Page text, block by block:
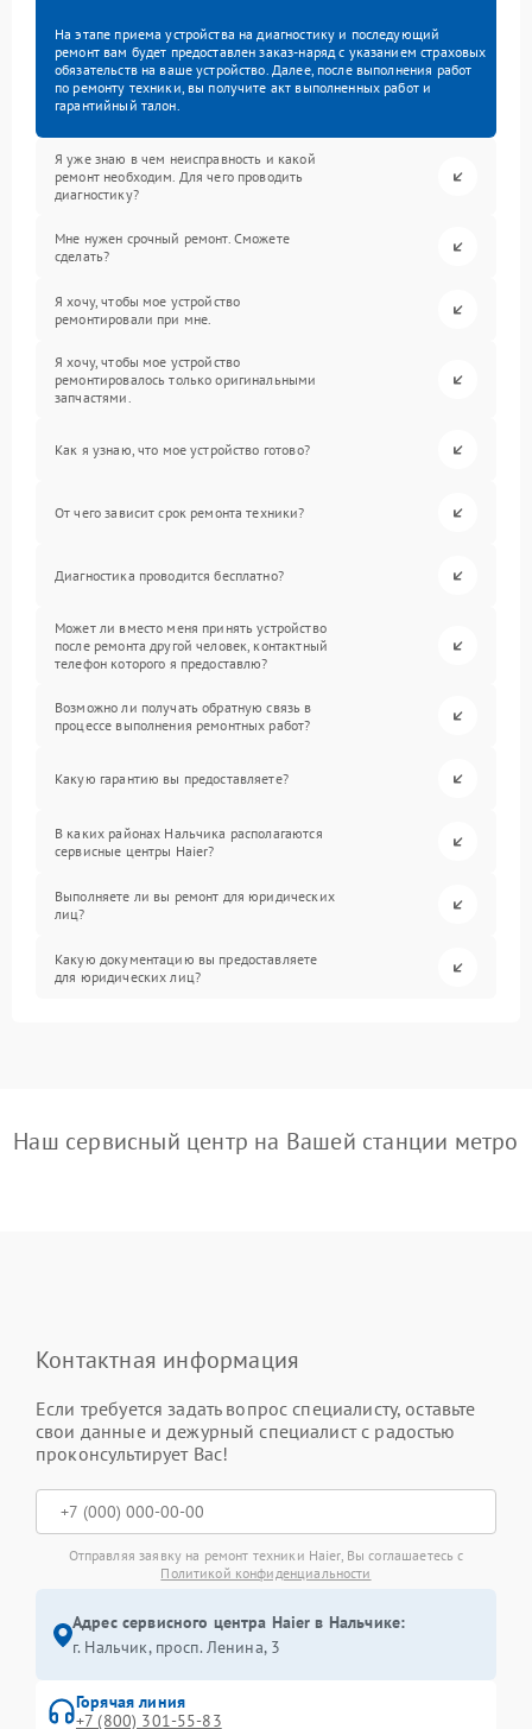
На этапе приема устройства на диагностику и последующий
ремонт вам будет предоставлен заказ-наряд с указанием страховых
обязательств на ваше устройство. Далее, после выполнения работ
по ремонту техники, вы получите акт выполненных работ и
гарантийный талон.
Я уже знаю в чем неисправность и какой
ремонт необходим. Для чего проводить
диагностику?
Мне нужен срочный ремонт. Сможете
сделать?
Я хочу, чтобы мое устройство
ремонтировали при мне.
Я хочу, чтобы мое устройство
ремонтировалось только оригинальными
запчастями.
Как я узнаю, что мое устройство готово?
От чего зависит срок ремонта техники?
Диагностика проводится бесплатно?
Может ли вместо меня принять устройство
после ремонта другой человек, контактный
телефон которого я предоставлю?
Возможно ли получать обратную связь в
процессе выполнения ремонтных работ?
Какую гарантию вы предоставляете?
В каких районах Нальчика располагаются
сервисные центры Haier?
Выполняете ли вы ремонт для юридических
лиц?
Какую документацию вы предоставляете
для юридических лиц?
Наш сервисный центр на Вашей станции метро
Контактная информация
Если требуется задать вопрос специалисту, оставьте
свои данные и дежурный специалист с радостью
проконсультирует Вас!
Отправляя заявку на ремонт техники Haier, Вы соглашаетесь с
Политикой конфиденциальности
Адрес сервисного центра Haier в Нальчике:
г. Нальчик, просп. Ленина, 3
Горячая линия
+7 (800) 301-55-83